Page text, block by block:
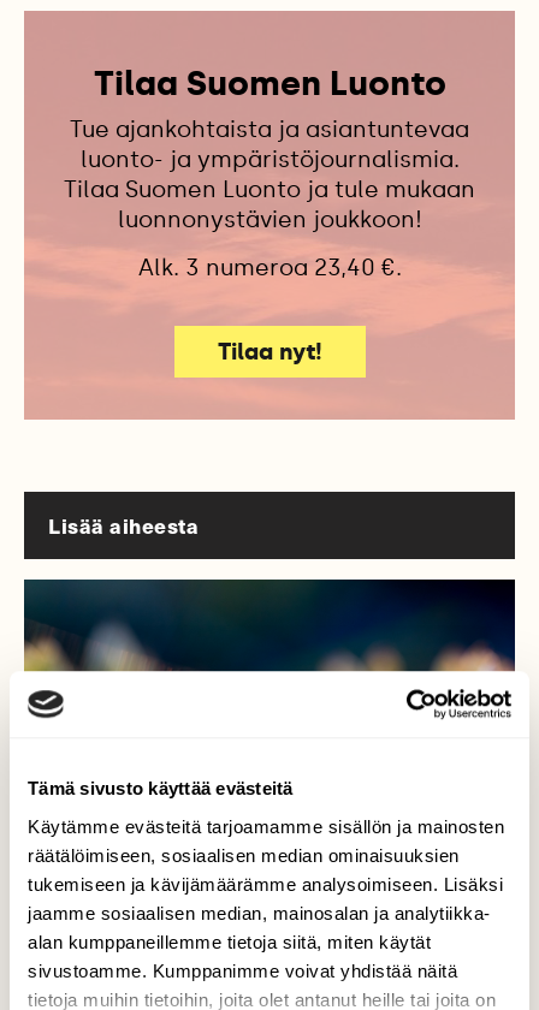
Tämä sivusto käyttää evästeitä
Käytämme evästeitä tarjoamamme sisällön ja mainosten
räätälöimiseen, sosiaalisen median ominaisuuksien
tukemiseen ja kävijämäärämme analysoimiseen. Lisäksi
jaamme sosiaalisen median, mainosalan ja analytiikka-
alan kumppaneillemme tietoja siitä, miten käytät
sivustoamme. Kumppanimme voivat yhdistää näitä
tietoja muihin tietoihin, joita olet antanut heille tai joita on
Tilaa Suomen Luonto
Tue ajankohtaista ja asiantuntevaa
luonto- ja ympäristöjournalismia.
Tilaa Suomen Luonto ja tule mukaan
luonnonystävien joukkoon!
Alk. 3 numeroa 23,40 €.
Tilaa nyt!
Lisää aiheesta
LUONTO
Vastaa suomenluonto.fi:n kävijäkyselyyn – voita
reppu!